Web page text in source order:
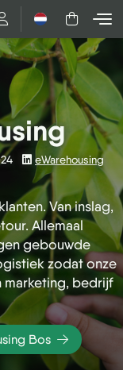
Nederlands
eWarehousing
Van inslag,
Allemaal
gebouwde
zodat onze
marketing, bedrijf
Bos